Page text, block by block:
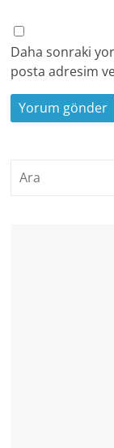
Daha sonraki
posta adresim